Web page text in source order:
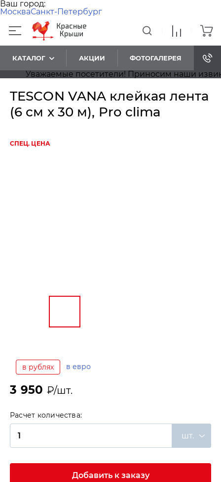
Ваш город:
МоскваСанкт-Петербург
КАТАЛОГ АКЦИИ ФОТОГАЛЕРЕЯ
Уважаемые посетители! Приносим наши
TESCON VANA клейкая лента
(6 см x 30 м), Pro clima
СПЕЦ. ЦЕНА
в рублях в евро
3 950 ₽/шт.
Расчет количества:
шт.
Добавить к заказу